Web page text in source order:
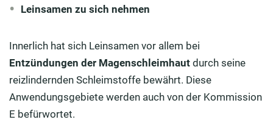
Leinsamen zu sich nehmen
Innerlich hat sich Leinsamen vor allem bei
Entzündungen der Magenschleimhaut durch seine
reizlindernden Schleimstoffe bewährt. Diese
Anwendungsgebiete werden auch von der Kommission
E befürwortet.